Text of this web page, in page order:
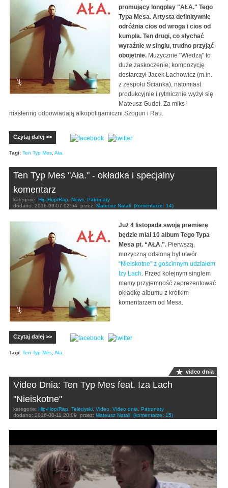
promujący longplay "AŁA." Tego
Typa Mesa. Artysta definitywnie
odróżnia cios od wroga i cios od
kumpla. Ten drugi, co słychać
wyraźnie w singlu, trudno przyjąć
obojętnie. Muzycznie "Wiedzą" to
duże zaskoczenie; kompozycję
dostarczył Jacek Lachowicz (m.in.
z zespołu Ścianka), natomiast
produkcyjnie i rytmicznie wyżył się
Mateusz Gudel. Za miks i
mastering odpowiadają alkopoligamiczni Szogun i Rau.
Czytaj dalej >>
Tagi: Ten Typ Mes Ała.
Ten Typ Mes "Ała." - okładka i specjalny
komentarz
kategorie: Hip-Hop/Rap News Patronaty
dodano: 2016-09-07 02:54 przez: Mateusz Natali (komentarze: 14)
Już 4 listopada swoją premierę
będzie miał 10 album Tego Typa
Mesa pt. “AŁA.”. Pierwszą,
muzyczną odsłoną był utwór
“Nieiskotne” z gościnnym udziałem
Izy Lach. Przed kolejnym singlem
mamy przyjemność zaprezentować
okładkę albumu z krótkim
komentarzem od Mesa.
Czytaj dalej >>
Tagi: Ten Typ Mes Ała.
video dnia
Video Dnia: Ten Typ Mes feat. Iza Lach
"Nieiskotne"
kategorie: Hip-Hop/Rap Teledyski Video Video dnia
Patronaty
dodano: 2016-08-11 20:09 przez: Mateusz Natali (komentarze: 15)